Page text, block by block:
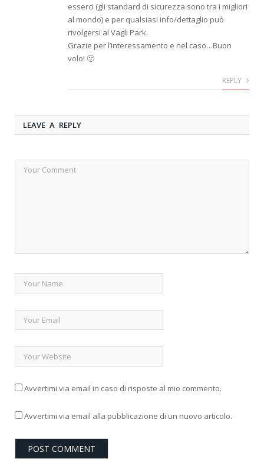
esserci (gli standard di sicurezza sono tra i migliori
al mondo) e per qualsiasi info/dettaglio può
rivolgersi al Vagli Park.
Grazie per l’interessamento e nel caso…Buon
volo! 🙂
REPLY
LEAVE A REPLY
Avvertimi via email in caso di risposte al mio commento.
Avvertimi via email alla pubblicazione di un nuovo articolo.